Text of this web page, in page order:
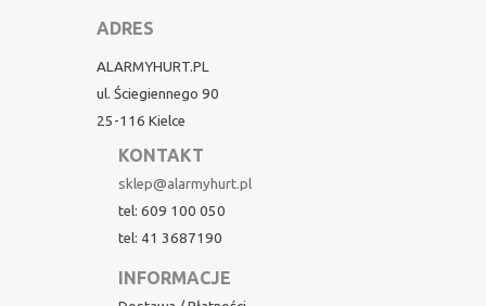
ADRES
ALARMYHURT.PL
ul. Ściegiennego 90
25-116 Kielce
KONTAKT
sklep@alarmyhurt.pl
tel: 609 100 050
tel: 41 3687190
INFORMACJE